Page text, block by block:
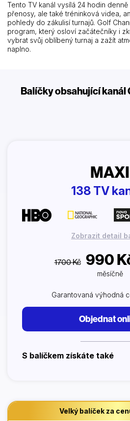
Tento TV kanál vysílá 24 hodin
přenosy, ale také tréninková videa,
pohledy do zákulisí turnajů. Golf
program, který osloví začátečníky i
vybrat svůj oblíbený turnaj a zažít
naplno.
Balíčky obsahující kanál
MAXI
138 TV
Zobrazit detail
1700 Kč 990
měsíčně
Garantovaná výhodná
Objednat
S balíčkem získáte také
Velký balíček za